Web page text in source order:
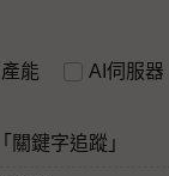
產能 AI伺服器
關鍵字追蹤」